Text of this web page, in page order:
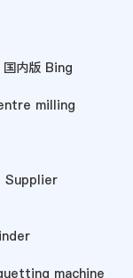
内版 Bing
Supplier
machine